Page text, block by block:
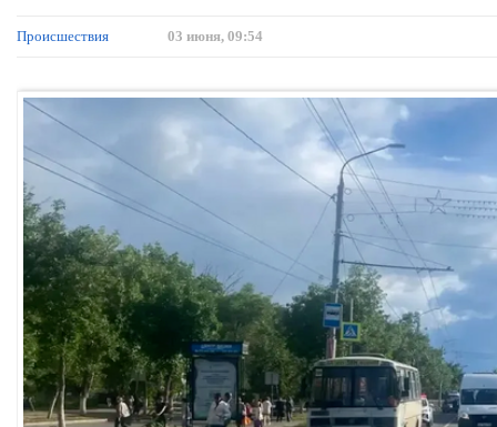
Происшествия 03 июня, 09:54